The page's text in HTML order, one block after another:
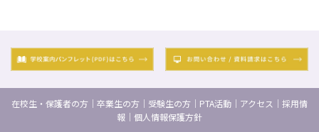
ン
S
T
S
T
在校生・保護者の方 ｜ 卒業生の方 ｜ 受験生の方 ｜ PTA活動 ｜ アクセス ｜ 採用情
報 ｜ 個人情報保護方針